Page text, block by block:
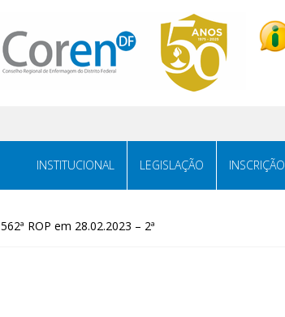
INSTITUCIONAL LEGISLAÇÃO INSCRIÇÃO
562ª ROP em 28.02.2023 – 2ª